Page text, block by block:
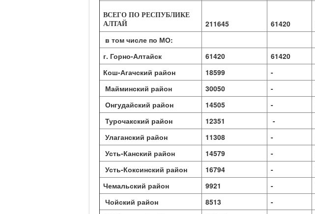
ВСЕГО ПО РЕСПУБЛИКЕ
АЛТАЙ
211645 61420
в том числе по МО:
г. Горно-Алтайск
61420 61420
Кош-Агачский район
18599 -
Майминский район
30050 -
Онгудайский район
14505 -
Турочакский район
12351 -
Улаганский район
11308 -
Усть-Канский район
14579 -
Усть-Коксинский район
16794 -
Чемальский район
9921 -
Чойский район
8513 -